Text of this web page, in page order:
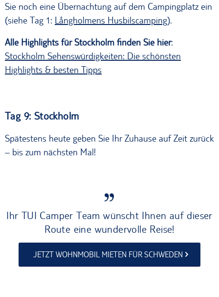
Sie noch eine Übernachtung auf dem Campingplatz ein
(siehe Tag 1: Långholmens Husbilscamping).
Alle Highlights für Stockholm finden Sie hier:
Stockholm Sehenswürdigkeiten: Die schönsten
Highlights & besten Tipps
Tag 9: Stockholm
Spätestens heute geben Sie Ihr Zuhause auf Zeit zurück
– bis zum nächsten Mal!
Ihr TUI Camper Team wünscht Ihnen auf dieser
Route eine wundervolle Reise!
JETZT WOHNMOBIL MIETEN FÜR SCHWEDEN